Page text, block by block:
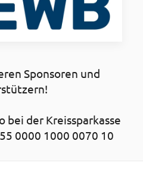
Sponsoren und
bei der Kreissparkasse
0000 1000 0070 10